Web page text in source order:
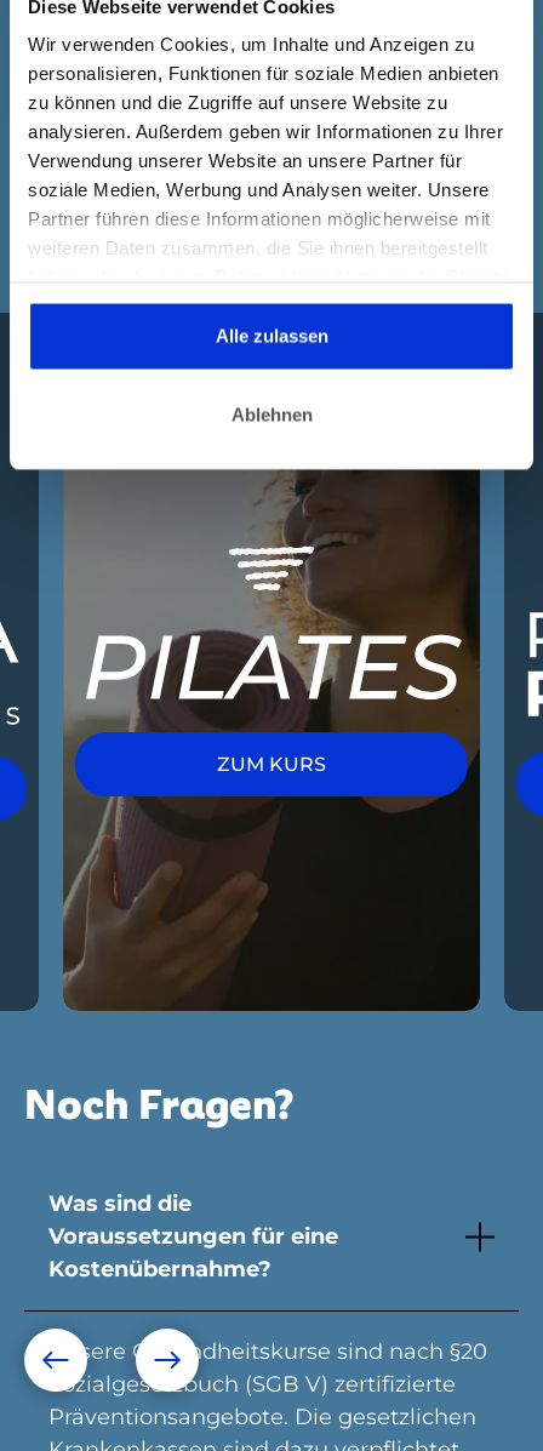
Diese Webseite verwendet Cookies
Wir verwenden Cookies, um Inhalte und Anzeigen zu
personalisieren, Funktionen für soziale Medien anbieten
zu können und die Zugriffe auf unsere Website zu
analysieren. Außerdem geben wir Informationen zu Ihrer
Verwendung unserer Website an unsere Partner für
soziale Medien, Werbung und Analysen weiter. Unsere
Partner führen diese Informationen möglicherweise mit
weiteren Daten zusammen, die Sie ihnen bereitgestellt
gesammelt haben. Dies gilt auch für Gesundheitsdaten,
die gegebenenfalls für die Kursdurchführung erhoben
werden.
Alle zulassen
Ablehnen
Nix für Dich? Hier findest
Du bestimmt etwas
Passendes.
ZUM KURS
Noch Fragen?
Was sind die
Voraussetzungen für eine
Kostenübernahme?
Unsere Gesundheitskurse sind nach §20
Sozialgesetzbuch (SGB V) zertifizierte
Präventionsangebote. Die gesetzlichen